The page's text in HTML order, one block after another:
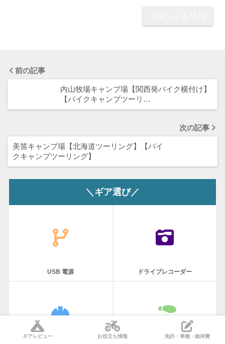
前の記事
内山牧場キャンプ場【関西発バイク横付け】
【バイクキャンプツーリ…
次の記事
美笛キャンプ場【北海道ツーリング】【バイ
クキャンプツーリング】
＼ギア選び／
USB 電源 ドライブレコーダー
ギアレビュー お役立ち情報 免許・車種・維持費